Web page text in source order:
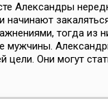
Александры
начинают
тогда из
мужчины.
цели. Они могут